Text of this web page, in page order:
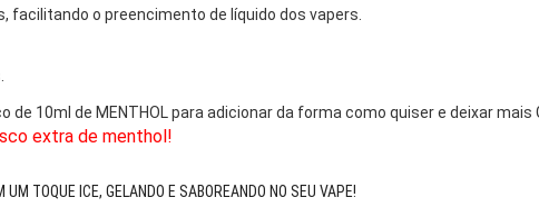
o preencimento de líquido dos vapers.
de 10ml de MENTHOL para adicionar da forma como quiser e deixar mais
extra de menthol!
UM TOQUE ICE, GELANDO E SABOREANDO NO SEU VAPE!